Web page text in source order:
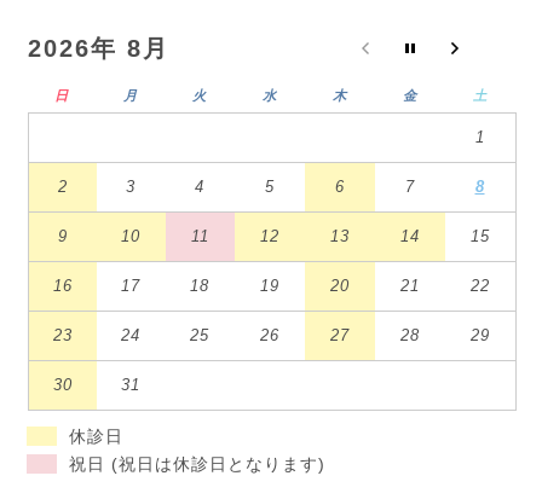
2026年 8月
日 月 火 水 木 金 土
1
2 3 4 5 6 7 8
9 10 11 12 13 14 15
16 17 18 19 20 21 22
23 24 25 26 27 28 29
30 31
休診日
祝日 (祝日は休診日となります)